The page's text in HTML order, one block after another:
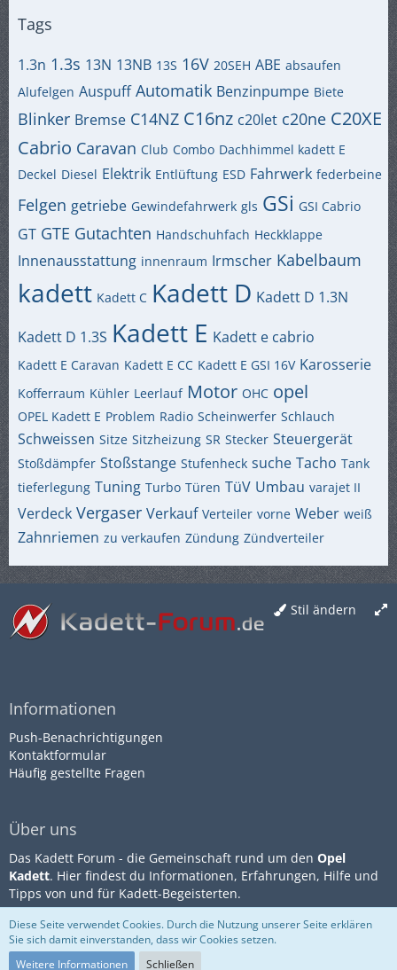
Tags
1.3n 1.3s 13N 13NB 13S 16V 20SEH ABE absaufen
Alufelgen Auspuff Automatik Benzinpumpe Biete
Blinker Bremse C14NZ C16nz c20let c20ne C20XE
Cabrio Caravan Club Combo Dachhimmel kadett E
Deckel Diesel Elektrik Entlüftung ESD Fahrwerk federbeine
Felgen getriebe Gewindefahrwerk gls GSi GSI Cabrio
GT GTE Gutachten Handschuhfach Heckklappe
Innenausstattung innenraum Irmscher Kabelbaum
kadett Kadett C Kadett D Kadett D 1.3N
Kadett D 1.3S Kadett E Kadett e cabrio
Kadett E Caravan Kadett E CC Kadett E GSI 16V Karosserie
Kofferraum Kühler Leerlauf Motor OHC opel
OPEL Kadett E Problem Radio Scheinwerfer Schlauch
Schweissen Sitze Sitzheizung SR Stecker Steuergerät
Stoßdämpfer Stoßstange Stufenheck suche Tacho Tank
tieferlegung Tuning Turbo Türen TüV Umbau varajet II
Verdeck Vergaser Verkauf Verteiler vorne Weber weiß
Zahnriemen zu verkaufen Zündung Zündverteiler
Stil ändern
Informationen
Push-Benachrichtigungen
Kontaktformular
Häufig gestellte Fragen
Über uns
Das Kadett Forum - die Gemeinschaft rund um den Opel
Kadett. Hier findest du Informationen, Erfahrungen, Hilfe und
Tipps von und für Kadett-Begeisterten.
Community-Software:WoltLab
Suite™
Impressum
Diese Seite verwendet Cookies. Durch die Nutzung unserer Seite erklären
Sie sich damit einverstanden, dass wir Cookies setzen.
Weitere Informationen
Schließen